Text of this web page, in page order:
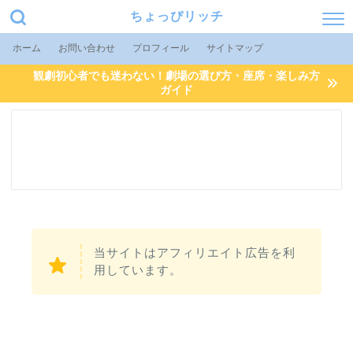
ちょっぴリッチ
ホーム お問い合わせ プロフィール サイトマップ
観劇初心者でも迷わない！劇場の選び方・座席・楽しみ方
ガイド
当サイトはアフィリエイト広告を利
用しています。